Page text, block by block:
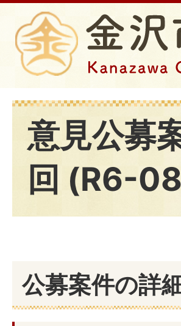
意見公募
回 (R6-
公募案件の詳